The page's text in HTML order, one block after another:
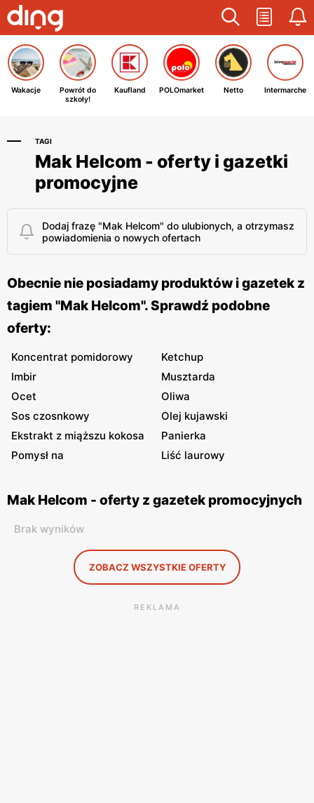
Wakacje
Powrót do
szkoły!
Kaufland POLOmarket Netto Intermarche
TAGI
Mak Helcom - oferty i gazetki
promocyjne
Dodaj frazę "Mak Helcom" do ulubionych, a otrzymasz
powiadomienia o nowych ofertach
Obecnie nie posiadamy produktów i gazetek z
tagiem "Mak Helcom". Sprawdź podobne
oferty:
Koncentrat pomidorowy
Ketchup
Imbir
Musztarda
Ocet
Oliwa
Sos czosnkowy
Olej kujawski
Ekstrakt z miąższu kokosa
Panierka
Pomysł na
Liść laurowy
Mak Helcom - oferty z gazetek promocyjnych
Brak wyników
ZOBACZ WSZYSTKIE OFERTY
REKLAMA